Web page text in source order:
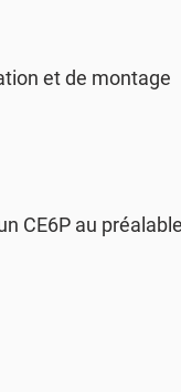
et de montage
CE6P au